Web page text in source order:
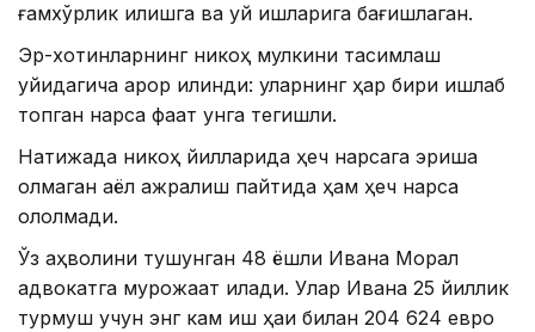
ғамхўрлик қилишга ва уй ишларига бағишлаган.
Эр-хотинларнинг никоҳ мулкини тақсимлаш
қуйидагича қарор қилинди: уларнинг ҳар бири ишлаб
топган нарса фақат унга тегишли.
Натижада никоҳ йилларида ҳеч нарсага эриша
олмаган аёл ажралиш пайтида ҳам ҳеч нарса
ололмади.
Ўз аҳволини тушунган 48 ёшли Ивана Морал
адвокатга мурожаат қилади. Улар Ивана 25 йиллик
турмуш учун энг кам иш ҳақи билан 204 624 евро